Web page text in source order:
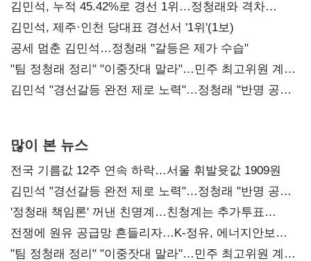
김민석, 누적 45.42%로 경선 1위…정청래와 격차
0.86%p(2보)
김민석, 제주·인천 당대표 경선서 '1위'(1보)
공세 멈춘 김민석…정청래 "갈등은 제가 수습"
"팀 정청래 정리" "이중잣대 말라"…민주 최고위원 계파
다툼 격화
김민석 "경선갈등 완전 제로 노력"…정청래 "반명 공세
많이 본 뉴스
전국 기름값 12주 연속 하락…서울 휘발윳값 1909원
김민석 "경선갈등 완전 제로 노력"…정청래 "반명 공세
사과부터"
'정청래 책임론' 꺼낸 친명계…친청계는 추가투표
때리기
전쟁에 원유 공급망 흔들리자…K-정유, 에너지안보
핵심으로 재부상
"팀 정청래 정리" "이중잣대 말라"…민주 최고위원 계파